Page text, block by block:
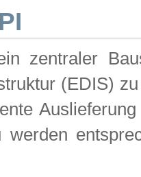
zentraler
(EDIS)